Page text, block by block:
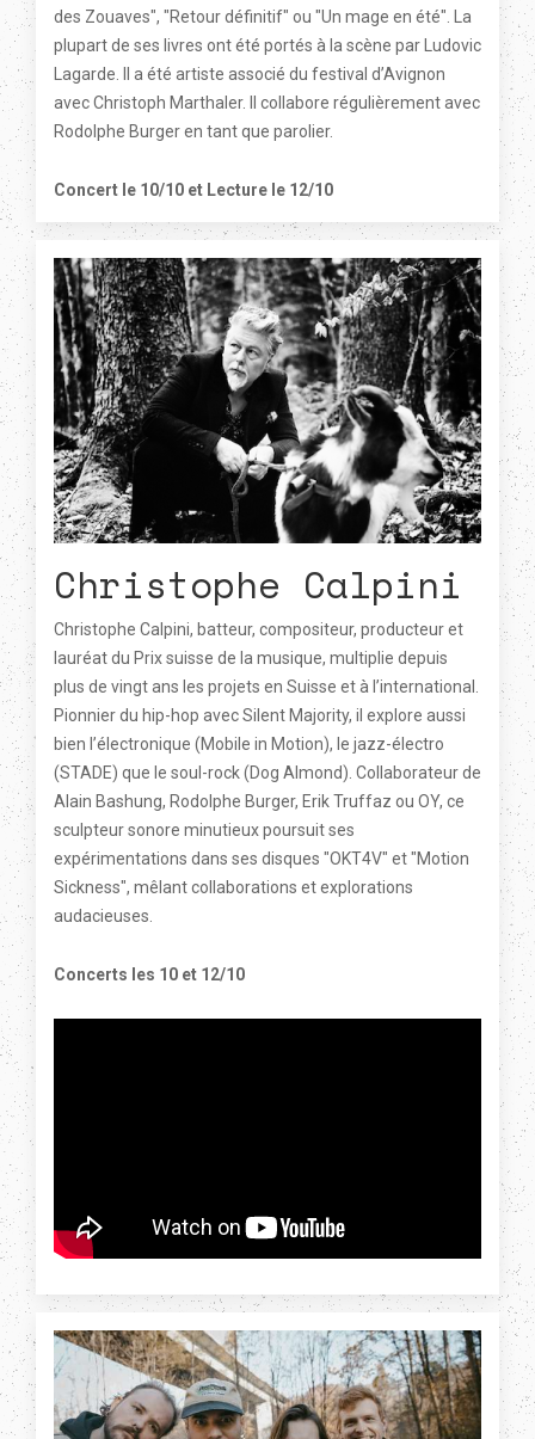
des Zouaves", "Retour définitif" ou "Un mage en été". La
plupart de ses livres ont été portés à la scène par Ludovic
Lagarde. Il a été artiste associé du festival d’Avignon
avec Christoph Marthaler. Il collabore régulièrement avec
Rodolphe Burger en tant que parolier.
Concert le 10/10 et Lecture le 12/10
Christophe Calpini
Christophe Calpini, batteur, compositeur, producteur et
lauréat du Prix suisse de la musique, multiplie depuis
plus de vingt ans les projets en Suisse et à l’international.
Pionnier du hip-hop avec Silent Majority, il explore aussi
bien l’électronique (Mobile in Motion), le jazz-électro
(STADE) que le soul-rock (Dog Almond). Collaborateur de
Alain Bashung, Rodolphe Burger, Erik Truffaz ou OY, ce
sculpteur sonore minutieux poursuit ses
expérimentations dans ses disques "OKT4V" et "Motion
Sickness", mêlant collaborations et explorations
audacieuses.
Concerts les 10 et 12/10